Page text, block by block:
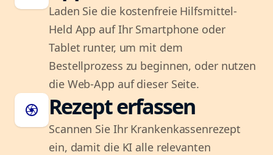
Laden Sie die kostenfreie Hilfsmittel-
Held App auf Ihr Smartphone oder
Tablet runter, um mit dem
Bestellprozess zu beginnen, oder nutzen
die Web-App auf dieser Seite.
camera Rezept erfassen
Scannen Sie Ihr Krankenkassenrezept
ein, damit die KI alle relevanten